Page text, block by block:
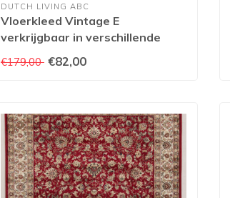
DUTCH LIVING ABC
Vloerkleed Vintage E
verkrijgbaar in verschillende
€179,00 €82,00